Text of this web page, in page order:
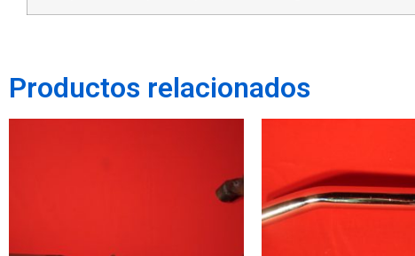
Productos relacionados